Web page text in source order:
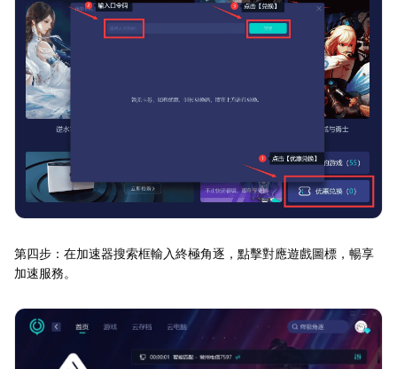
第四步：在加速器搜索框輸入終極角逐，點擊對應遊戲圖標，暢享
加速服務。